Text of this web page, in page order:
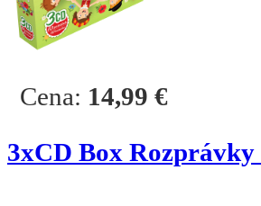
Cena: 14,99 €
3xCD Box Rozprávky